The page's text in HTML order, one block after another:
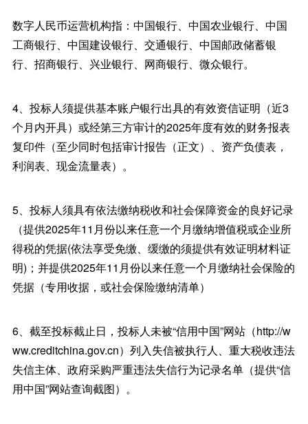
数字人民币运营机构指：中国银行、中国农业银行、中国
工商银行、中国建设银行、交通银行、中国邮政储蓄银
行、招商银行、兴业银行、网商银行、微众银行。
4、投标人须提供基本账户银行出具的有效资信证明（近3
个月内开具）或经第三方审计的2025年度有效的财务报表
复印件（至少同时包括审计报告（正文）、资产负债表，
利润表、现金流量表）。
5、投标人须具有依法缴纳税收和社会保障资金的良好记录
（提供2025年11月份以来任意一个月缴纳增值税或企业所
得税的凭据(依法享受免缴、缓缴的须提供有效证明材料证
明)；并提供2025年11月份以来任意一个月缴纳社会保险的
凭据（专用收据，或社会保险缴纳清单）
6、截至投标截止日，投标人未被“信用中国”网站（http://w
ww.creditchina.gov.cn）列入失信被执行人、重大税收违法
失信主体、政府采购严重违法失信行为记录名单（提供“信
用中国”网站查询截图）。